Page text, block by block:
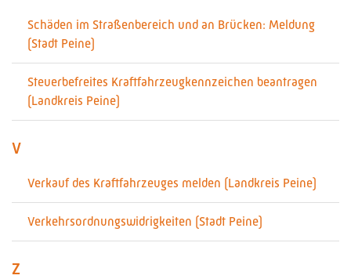
Schäden im Straßenbereich und an Brücken: Meldung
(Stadt Peine)
Steuerbefreites Kraftfahrzeugkennzeichen beantragen
(Landkreis Peine)
V
Verkauf des Kraftfahrzeuges melden (Landkreis Peine)
Verkehrsordnungswidrigkeiten (Stadt Peine)
Z